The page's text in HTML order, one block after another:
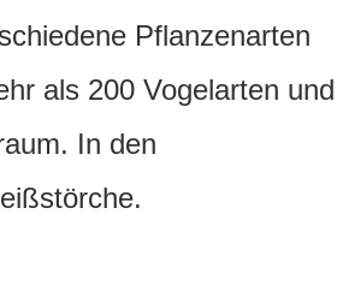
Pflanzenarten
als 200 Vogelarten und
In den